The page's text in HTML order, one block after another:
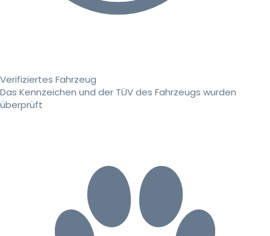
Verifiziertes Fahrzeug
Das Kennzeichen und der TÜV des Fahrzeugs wurden
überprüft